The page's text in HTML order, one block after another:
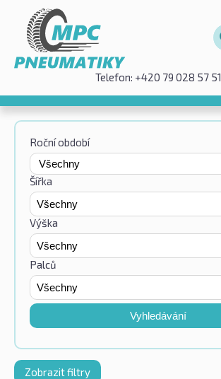
Telefon: +420 79 028 57 51
Roční období
Šířka
Výška
Palců
Vyhledávání
Zobrazit filtry